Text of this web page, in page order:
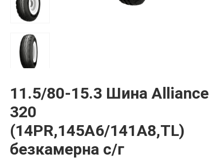
11.5/80-15.3 Шина Alliance
320
(14PR,145A6/141A8,TL)
безкамерна с/г